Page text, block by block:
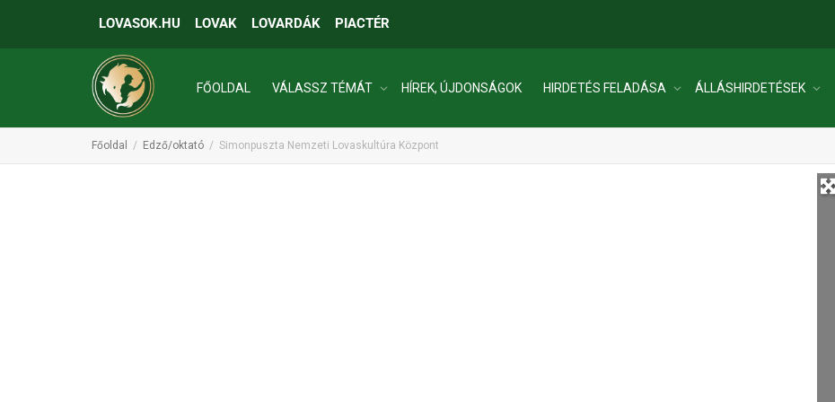
LOVASOK.HU LOVAK LOVARDÁK PIACTÉR
FŐOLDAL VÁLASSZ TÉMÁT HÍREK, ÚJDONSÁGOK HIRDETÉS FELADÁSA ÁLLÁSHIRDETÉSEK
INGATLANOK
Főoldal Edző/oktató Simonpuszta Nemzeti Lovaskultúra Központ